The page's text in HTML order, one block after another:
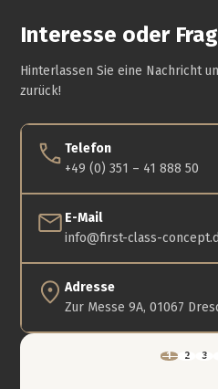
Interesse oder
Hinterlassen Sie eine Nachricht
zurück!
Telefon
+49 (0) 351 – 41 888 50
E-Mail
info@first-class-
Adresse
Zur Messe 9A, 01067